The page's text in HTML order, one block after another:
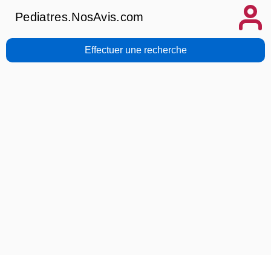
Pediatres.NosAvis.com
Effectuer une recherche